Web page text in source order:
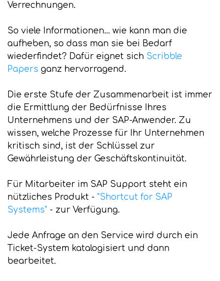
Verrechnungen.
So viele Informationen... wie kann man die
aufheben, so dass man sie bei Bedarf
wiederfindet? Dafür eignet sich Scribble
Papers ganz hervorragend.
Die erste Stufe der Zusammenarbeit ist immer
die Ermittlung der Bedürfnisse Ihres
Unternehmens und der SAP-Anwender. Zu
wissen, welche Prozesse für Ihr Unternehmen
kritisch sind, ist der Schlüssel zur
Gewährleistung der Geschäftskontinuität.
Für Mitarbeiter im SAP Support steht ein
nützliches Produkt - "Shortcut for SAP
Systems" - zur Verfügung.
Jede Anfrage an den Service wird durch ein
Ticket-System katalogisiert und dann
bearbeitet.